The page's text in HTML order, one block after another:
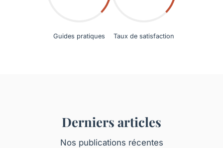
Guides pratiques Taux de satisfaction
Derniers articles
Nos publications récentes